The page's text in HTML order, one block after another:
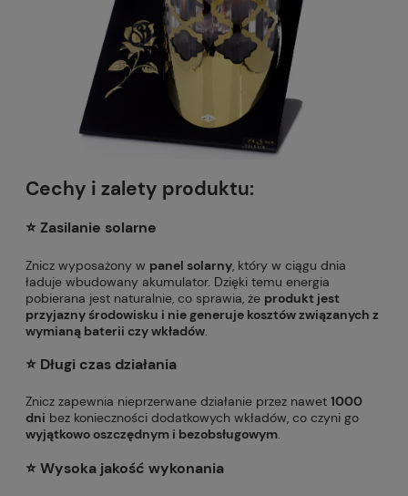
Cechy i zalety produktu:
⭐️ Zasilanie solarne
Znicz wyposażony w panel solarny , który w ciągu dnia
ładuje wbudowany akumulator. Dzięki temu energia
pobierana jest naturalnie, co sprawia, że produkt jest
przyjazny środowisku i nie generuje kosztów związanych z
wymianą baterii czy wkładów
⭐️ Długi czas działania
Znicz zapewnia nieprzerwane działanie przez nawet 1000
dni bez konieczności dodatkowych wkładów, co czyni go
wyjątkowo oszczędnym i bezobsługowym.
⭐️Wysoka jakość wykonania